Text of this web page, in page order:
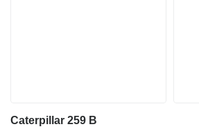
Caterpillar 259 B